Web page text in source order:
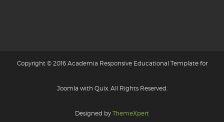
Copyright © 2016 Academia Responsive Educational Template for
Joomla with Quix. All Rights Reserved.
Designed by ThemeXpert